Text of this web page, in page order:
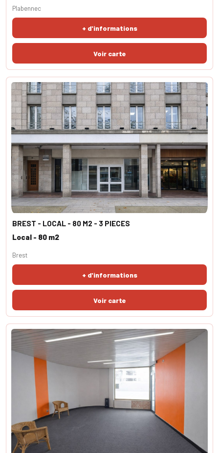
en place jusqu'au 12/05/2033, ce local est fait pour vous ! Une visite
s’impose! SURFACES - utile 15m² - carrez 13m².
+ d'informations
Plabennec
BREST - LOCAL - 80 M2 - 3 PIECES
Local - 80 m2
+ d'informations
Brest